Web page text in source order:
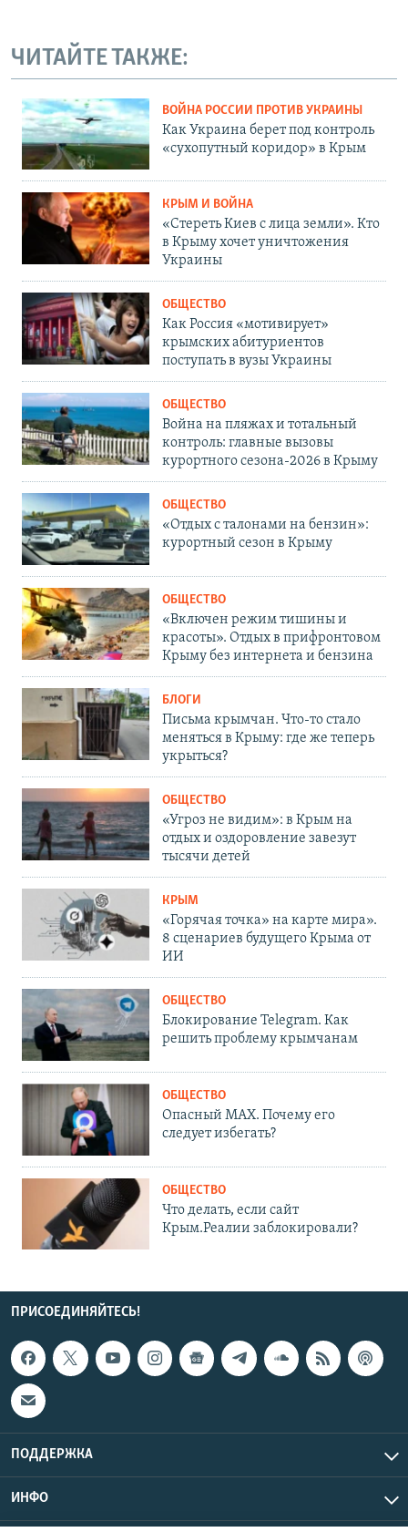
ЧИТАЙТЕ ТАКЖЕ:
ВОЙНА РОССИИ ПРОТИВ УКРАИНЫ
Как Украина берет под контроль
«сухопутный коридор» в Крым
КРЫМ И ВОЙНА
«Стереть Киев с лица земли». Кто
в Крыму хочет уничтожения
Украины
ОБЩЕСТВО
Как Россия «мотивирует»
крымских абитуриентов
поступать в вузы Украины
ОБЩЕСТВО
Война на пляжах и тотальный
контроль: главные вызовы
курортного сезона-2026 в Крыму
ОБЩЕСТВО
«Отдых с талонами на бензин»:
курортный сезон в Крыму
ОБЩЕСТВО
«Включен режим тишины и
красоты». Отдых в прифронтовом
Крыму без интернета и бензина
БЛОГИ
Письма крымчан. Что-то стало
меняться в Крыму: где же теперь
укрыться?
ОБЩЕСТВО
«Угроз не видим»: в Крым на
отдых и оздоровление завезут
тысячи детей
КРЫМ
«Горячая точка» на карте мира».
8 сценариев будущего Крыма от
ИИ
ОБЩЕСТВО
Блокирование Telegram. Как
решить проблему крымчанам
ОБЩЕСТВО
Опасный MAX. Почему его
следует избегать?
ОБЩЕСТВО
Что делать, если сайт
Крым.Реалии заблокировали?
ПРИСОЕДИНЯЙТЕСЬ!
ПОДДЕРЖКА
ИНФО